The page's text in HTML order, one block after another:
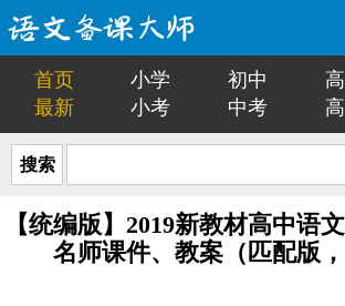
首页 小学 初中
最新
小考 中考
搜索
【统编版】2019新教材高中语
名师课件、教案（匹配版，